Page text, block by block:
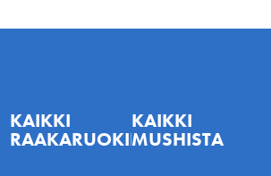
KAIKKI
RAAKARUOKINNASTA
KAIKKI
MUSHISTA